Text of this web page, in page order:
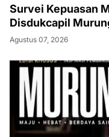
Survei Kepuasan
Disdukcapil
Agustus 07, 2026